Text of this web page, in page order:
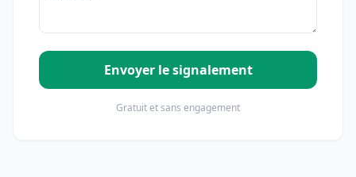
Envoyer le signalement
Gratuit et sans engagement